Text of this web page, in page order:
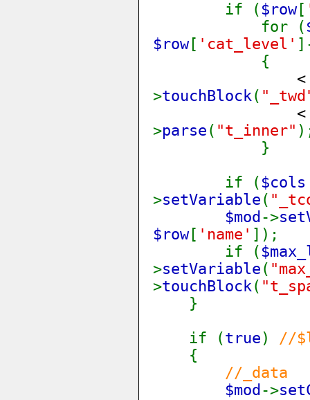
if ( $row[
for (
$row[ 'cat_level'
{
>touchBlock(
>parse ( "t_inner"
}
if (
>setVariable (
$mod ->
$row[ 'name' ]);
if (
>setVariable (
>touchBlock(
}
if (true ) //
{
//_data
$mod ->